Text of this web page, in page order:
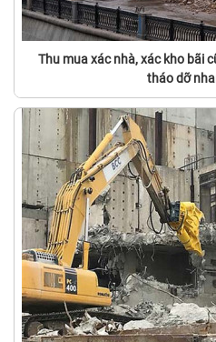
Thu mua xác nhà, xác kho bãi
tháo dỡ